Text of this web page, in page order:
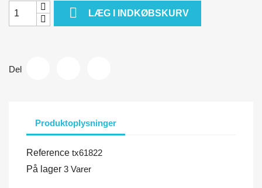
 LÆG I INDKØBSKURV
Del
Produktoplysninger
Reference tx61822
På lager 3 Varer